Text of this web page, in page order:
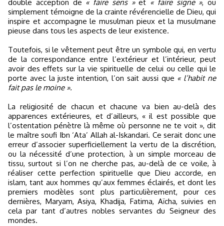
double acception de « faire sens »et « faire signe », ou
simplement témoigne de la crainte révérencielle de Dieu, qui
inspire et accompagne le musulman pieux et la musulmane
pieuse dans tous les aspects de leur existence.
Toutefois, si le vêtement peut être un symbole qui, en vertu
de la correspondance entre l’extérieur et l’intérieur, peut
avoir des effets sur la vie spirituelle de celui ou celle qui le
porte avec la juste intention, l’on sait aussi que « l’habit ne
fait pas le moine ».
La religiosité de chacun et chacune va bien au-delà des
apparences extérieures, et d’ailleurs, « il est possible que
l’ostentation pénètre là même où personne ne te voit », dit
le maître soufi Ibn ‘Ata’ Allah al-Iskandari. Ce serait donc une
erreur d’associer superficiellement la vertu de la discrétion,
ou la nécessité d’une protection, à un simple morceau de
tissu, surtout si l’on ne cherche pas, au-delà de ce voile, à
réaliser cette perfection spirituelle que Dieu accorde, en
islam, tant aux hommes qu’aux femmes éclairés, et dont les
premiers modèles sont plus particulièrement, pour ces
dernières, Maryam, Asiya, Khadija, Fatima, Aïcha, suivies en
cela par tant d’autres nobles servantes du Seigneur des
mondes.